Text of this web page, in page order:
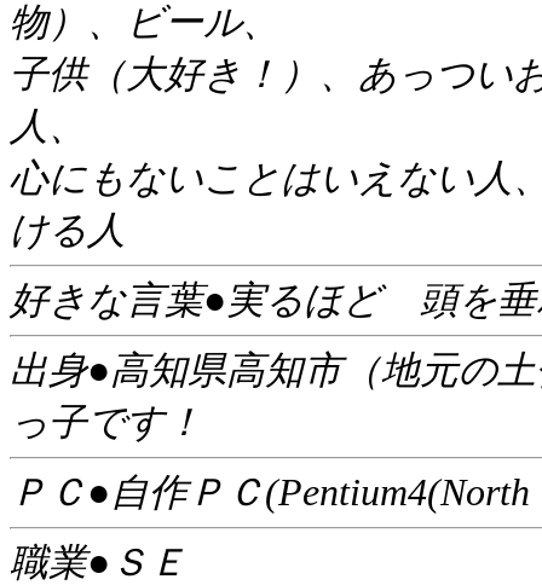
物）、ビール、
子供（大好き！）、あっつい
人、
心にもないことはいえない人
ける人
好きな言葉●実るほど 頭を
出身●高知県高知市（地元の
っ子です！
ＰＣ●自作ＰＣ(Pentium4(North
職業●ＳＥ